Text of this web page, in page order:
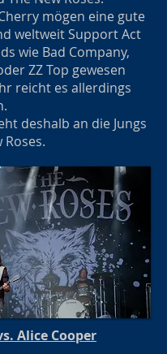
mögen eine gute
weltweit Support Act
wie Bad Company,
ZZ Top gewesen
reicht es allerdings
deshalb an die Jungs
Roses.
Alice Cooper